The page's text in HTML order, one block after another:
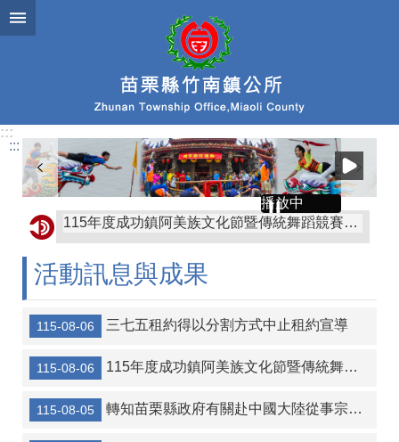
跳到主要內容區塊
:::
:::
播放中 115年度成功鎮阿美族文化節暨傳統舞蹈競賽及族語推廣系列活動
轉知苗栗縣政府有關赴中國大陸從事宗教交流相關風險及注意事項
協助公告金門縣金沙鎮公所訂定「金門縣金沙鎮鼓勵生育獎勵金發放自治條例」令、公告、條文全文、總說明、條文對照表各1份
活動訊息與成果
115-08-06 三七五租約得以分割方式中止租約宣導
115-08-06 115年度成功鎮阿美族文化節暨傳統舞蹈競賽及族語推廣系列活動
115-08-05 轉知苗栗縣政府有關赴中國大陸從事宗教交流相關風險及注意事項